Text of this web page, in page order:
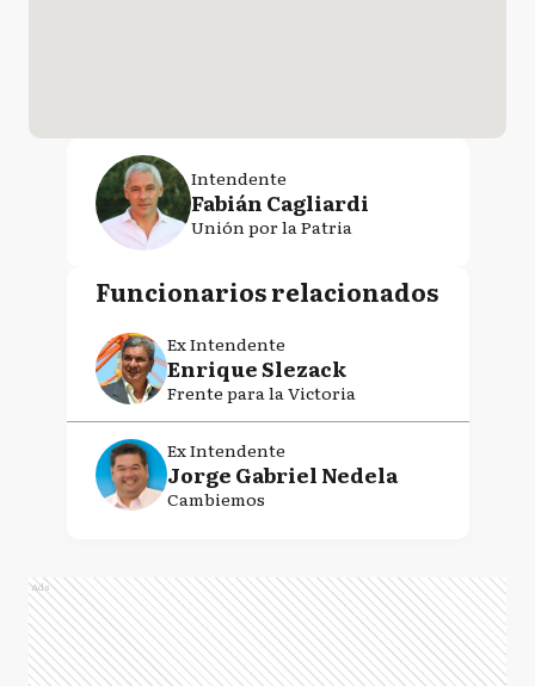
Intendente
Fabián Cagliardi
Unión por la Patria
Funcionarios relacionados
Ex Intendente
Enrique Slezack
Frente para la Victoria
Ex Intendente
Jorge Gabriel Nedela
Cambiemos
Ads